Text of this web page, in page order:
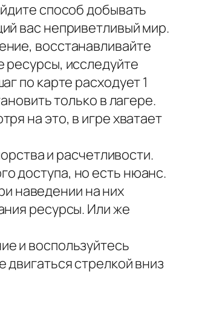
способ добывать
вас неприветливый мир.
восстанавливайте
ресурсы, исследуйте
по карте расходует 1
только в лагере.
на это, в игре хватает
и расчетливости.
доступа, но есть нюанс.
наведении на них
ресурсы. Или же
и воспользуйтесь
стрелкой вниз